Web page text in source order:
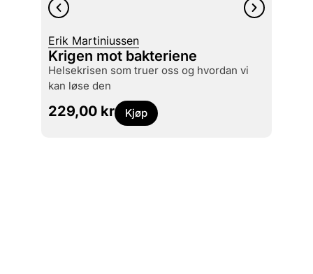
Erik Martiniussen
Krigen mot bakteriene
helsekrisen som truer oss og hvordan vi
kan løse den
229,00 kr Kjøp